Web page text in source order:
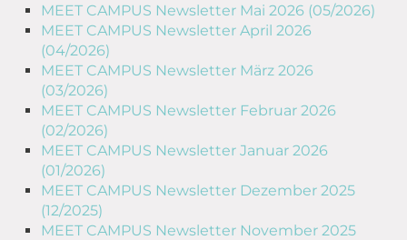
MEET CAMPUS Newsletter Mai 2026 (05/2026)
MEET CAMPUS Newsletter April 2026
(04/2026)
MEET CAMPUS Newsletter März 2026
(03/2026)
MEET CAMPUS Newsletter Februar 2026
(02/2026)
MEET CAMPUS Newsletter Januar 2026
(01/2026)
MEET CAMPUS Newsletter Dezember 2025
(12/2025)
MEET CAMPUS Newsletter November 2025